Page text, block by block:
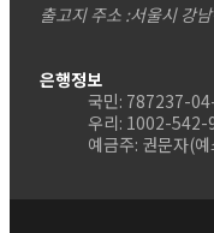
출고지 주소 :서울시 강
은행정보
국민: 787237-
우리: 1002-542-
예금주: 권문자(